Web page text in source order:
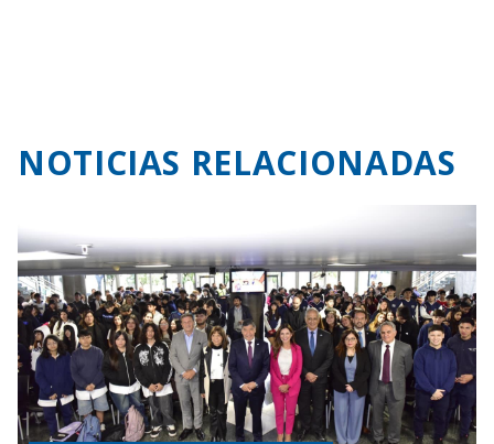
NOTICIAS RELACIONADAS